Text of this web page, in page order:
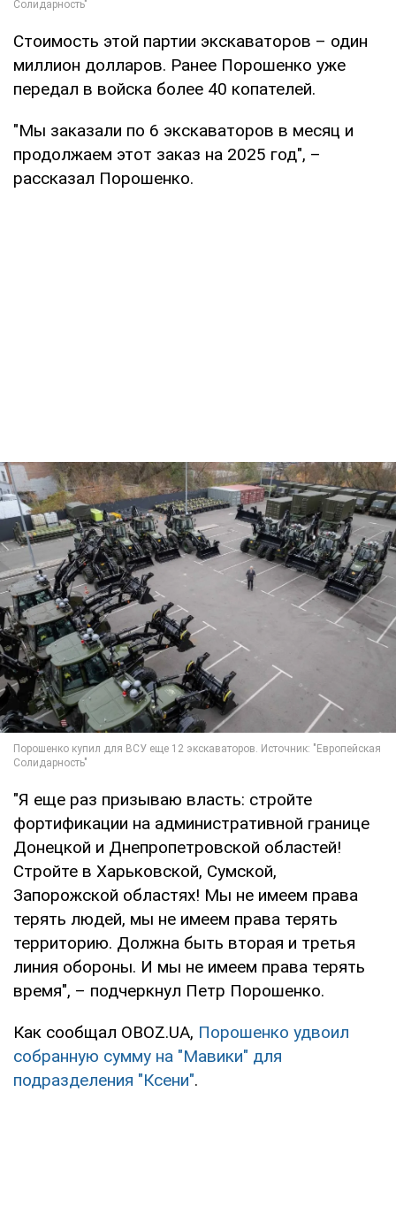
Стоимость этой партии экскаваторов – один
миллион долларов. Ранее Порошенко уже
передал в войска более 40 копателей.
"Мы заказали по 6 экскаваторов в месяц и
продолжаем этот заказ на 2025 год", –
рассказал Порошенко.
"Я еще раз призываю власть: стройте
фортификации на административной границе
Донецкой и Днепропетровской областей!
Стройте в Харьковской, Сумской,
Запорожской областях! Мы не имеем права
терять людей, мы не имеем права терять
территорию. Должна быть вторая и третья
линия обороны. И мы не имеем права терять
время", – подчеркнул Петр Порошенко.
Как сообщал OBOZ.UA, Порошенко удвоил
собранную сумму на "Мавики" для
подразделения "Ксени".